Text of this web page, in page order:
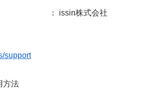
： issin株式会社
support
方法